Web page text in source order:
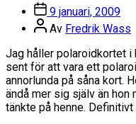
Inläggsdatum
9 januari, 2009
Inläggsförfattare
Av Fredrik Wass
Jag håller polaroidkortet i
sent för att vara ett
annorlunda på såna kort.
ändå mer sig själv än hon
tänkte på henne.